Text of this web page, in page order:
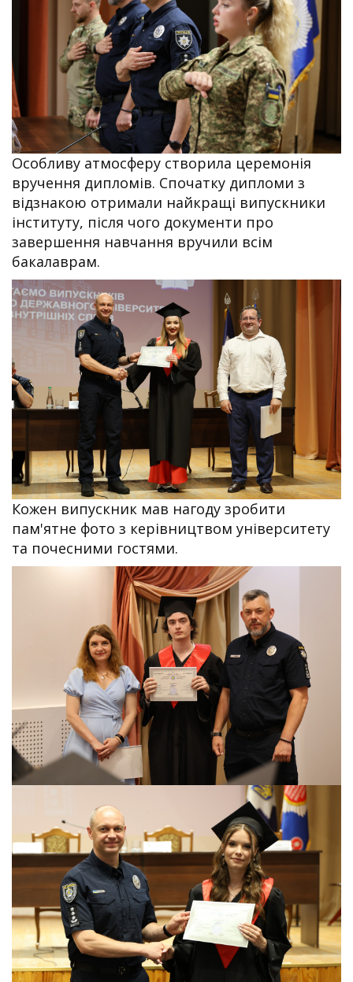
Особливу атмосферу створила церемонія
вручення дипломів. Спочатку дипломи з
відзнакою отримали найкращі випускники
інституту, після чого документи про
завершення навчання вручили всім
бакалаврам.
Кожен випускник мав нагоду зробити
пам'ятне фото з керівництвом університету
та почесними гостями.